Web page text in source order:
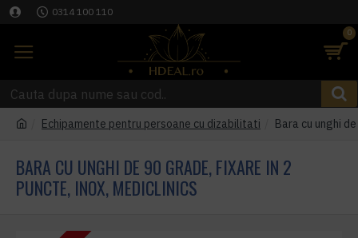
0314 100 110
0
Echipamente pentru persoane cu dizabilitati Bara cu unghi
BARA CU UNGHI DE 90 GRADE, FIXARE IN 2
PUNCTE, INOX, MEDICLINICS